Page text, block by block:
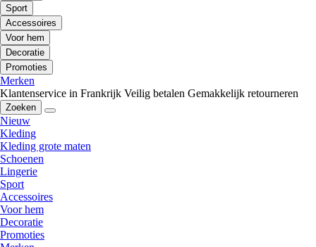
Sport
Accessoires
Voor hem
Decoratie
Promoties
Merken
Klantenservice in Frankrijk Veilig betalen Gemakkelijk retourneren
Zoeken
Nieuw
Kleding
Kleding grote maten
Schoenen
Lingerie
Sport
Accessoires
Voor hem
Decoratie
Promoties